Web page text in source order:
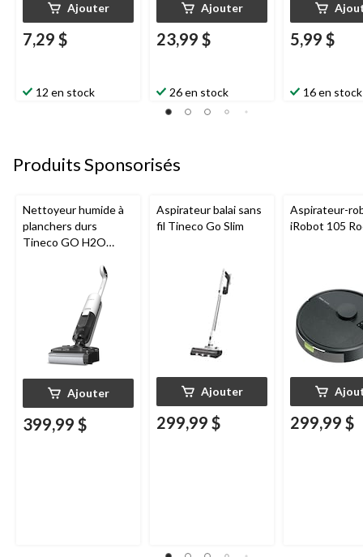
Ajouter
7,29 $
12 en stock
Ajouter
23,99 $
26 en stock
5,99 $
16 en stock
Produits Sponsorisés
Nettoyeur humide à
planchers durs
Tineco GO H2O
Ajouter
399,99 $
Aspirateur balai sans
fil Tineco Go Slim
Ajouter
299,99 $
Aspirateur-
iRobot 105
299,99 $